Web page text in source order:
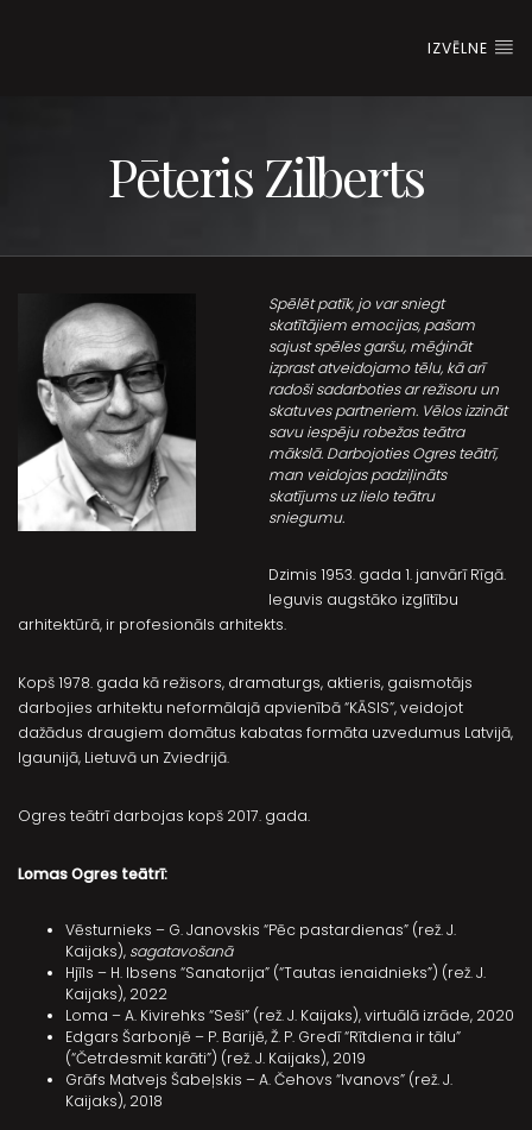
IZVĒLNE
Pēteris Zilberts
Spēlēt patīk, jo var sniegt
skatītājiem emocijas, pašam
sajust spēles garšu, mēģināt
izprast atveidojamo tēlu, kā arī
radoši sadarboties ar režisoru un
skatuves partneriem. Vēlos izzināt
savu iespēju robežas teātra
mākslā. Darbojoties Ogres teātrī,
man veidojas padziļināts
skatījums uz lielo teātru
sniegumu.
Dzimis 1953. gada 1. janvārī Rīgā.
Ieguvis augstāko izglītību
arhitektūrā, ir profesionāls arhitekts.
Kopš 1978. gada kā režisors, dramaturgs, aktieris, gaismotājs
darbojies arhitektu neformālajā apvienībā “KĀSIS”, veidojot
dažādus draugiem domātus kabatas formāta uzvedumus Latvijā,
Igaunijā, Lietuvā un Zviedrijā.
Ogres teātrī darbojas kopš 2017. gada.
Lomas Ogres teātrī:
Vēsturnieks – G. Janovskis “Pēc pastardienas” (rež. J.
Kaijaks), sagatavošanā
Hjīls – H. Ibsens “Sanatorija” (“Tautas ienaidnieks”) (rež. J.
Kaijaks), 2022
Loma – A. Kivirehks “Seši” (rež. J. Kaijaks), virtuālā izrāde, 2020
Edgars Šarbonjē – P. Barijē, Ž. P. Gredī “Rītdiena ir tālu”
(“Četrdesmit karāti”) (rež. J. Kaijaks), 2019
Grāfs Matvejs Šabeļskis – A. Čehovs “Ivanovs” (rež. J.
Kaijaks), 2018